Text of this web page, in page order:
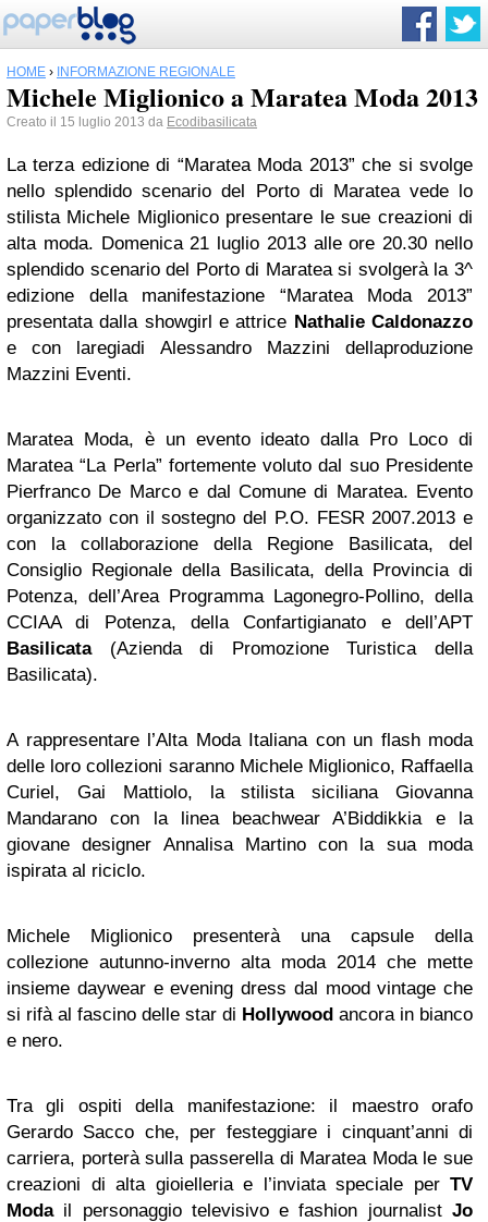
HOME › INFORMAZIONE REGIONALE
Michele Miglionico a Maratea Moda 2013
Creato il 15 luglio 2013 da Ecodibasilicata
La terza edizione di “Maratea Moda 2013” che si svolge
nello splendido scenario del Porto di Maratea vede lo
stilista Michele Miglionico presentare le sue creazioni di
alta moda. Domenica 21 luglio 2013 alle ore 20.30 nello
splendido scenario del Porto di Maratea si svolgerà la 3^
edizione della manifestazione “Maratea Moda 2013”
presentata dalla showgirl e attrice Nathalie Caldonazzo
e con laregiadi Alessandro Mazzini dellaproduzione
Mazzini Eventi.
Maratea Moda, è un evento ideato dalla Pro Loco di
Maratea “La Perla” fortemente voluto dal suo Presidente
Pierfranco De Marco e dal Comune di Maratea. Evento
organizzato con il sostegno del P.O. FESR 2007.2013 e
con la collaborazione della Regione Basilicata, del
Consiglio Regionale della Basilicata, della Provincia di
Potenza, dell’Area Programma Lagonegro-Pollino, della
CCIAA di Potenza, della Confartigianato e dell’APT
Basilicata(Azienda di Promozione Turistica della
Basilicata).
A rappresentare l’Alta Moda Italiana con un flash moda
delle loro collezioni saranno Michele Miglionico, Raffaella
Curiel, Gai Mattiolo, la stilista siciliana Giovanna
Mandarano con la linea beachwear A’Biddikkia e la
giovane designer Annalisa Martino con la sua moda
ispirata al riciclo.
Michele Miglionico presenterà una capsule della
collezione autunno-inverno alta moda 2014 che mette
insieme daywear e evening dress dal mood vintage che
si rifà al fascino delle star di Hollywood ancora in bianco
e nero.
Tra gli ospiti della manifestazione: il maestro orafo
Gerardo Sacco che, per festeggiare i cinquant’anni di
carriera, porterà sulla passerella di Maratea Moda le sue
creazioni di alta gioielleria e l’inviata speciale per TV
Modail personaggio televisivo e fashion journalist Jo